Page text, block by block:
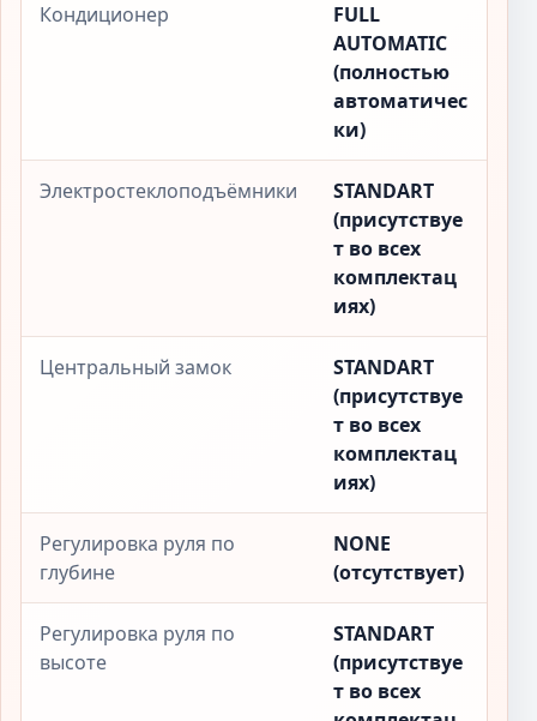
Кондиционер
FULL
AUTOMATIC
(полностью
автоматичес
ки)
Электростеклоподъёмники
STANDART
(присутствуе
т во всех
комплектац
иях)
Центральный замок
STANDART
(присутствуе
т во всех
комплектац
иях)
Регулировка руля по
глубине
NONE
(отсутствует)
Регулировка руля по
высоте
STANDART
(присутствуе
т во всех